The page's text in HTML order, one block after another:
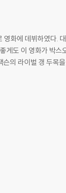
화에 데뷔하였다.
게도 이 영화가 박